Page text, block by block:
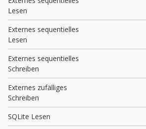
Lesen
Externes sequentielles
Lesen
Externes sequentielles
Schreiben
Externes zufälliges
Schreiben
SQLite Lesen